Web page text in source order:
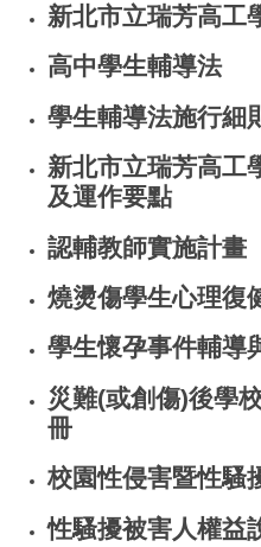
新北市立瑞芳高工
高中學生輔導法
學生輔導法施行細
新北市立瑞芳高工
及運作要點
認輔教師實施計畫
燒燙傷學生心理復
學生懷孕事件輔導
災難(或創傷)後學
冊
校園性侵害暨性騷
性騷擾被害人權益